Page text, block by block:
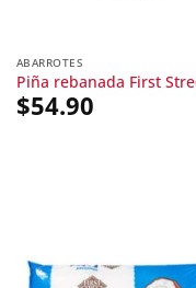
ABARROTES
Piña rebanada First
$54.90